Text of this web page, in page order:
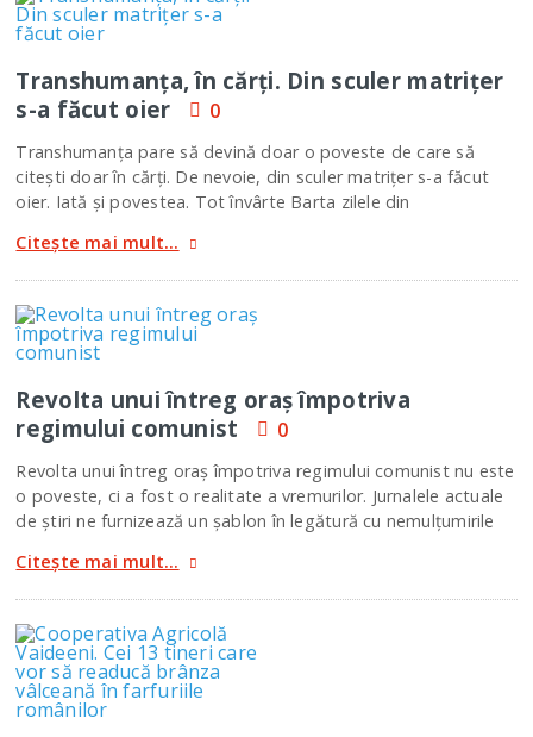
Transhumanţa, în cărţi. Din sculer matriţer
s-a făcut oier
0
Transhumanţa pare să devină doar o poveste de care să
citeşti doar în cărţi. De nevoie, din sculer matriţer s-a făcut
oier. Iată şi povestea. Tot învârte Barta zilele din
Citește mai mult...
Revolta unui întreg oraş împotriva
regimului comunist
0
Revolta unui întreg oraş împotriva regimului comunist nu este
o poveste, ci a fost o realitate a vremurilor. Jurnalele actuale
de ştiri ne furnizează un şablon în legătură cu nemulţumirile
Citește mai mult...